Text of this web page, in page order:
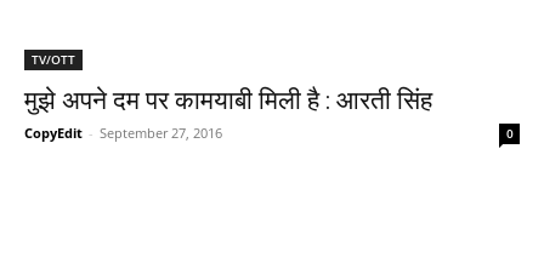
TV/OTT
मुझे अपने दम पर कामयाबी मिली है : आरती सिंह
CopyEdit - September 27, 2016 0